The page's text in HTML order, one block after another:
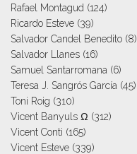
Rafael Montagud (124)
Ricardo Esteve (39)
Salvador Candel Benedito (8)
Salvador Llanes (16)
Samuel Santarromana (6)
Teresa J. Sangrós García (45)
Toni Roig (310)
Vicent Banyuls Ω (312)
Vicent Conti (165)
Vicent Esteve (339)